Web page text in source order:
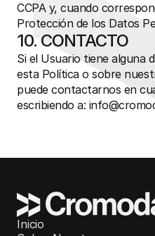
CCPA y, cuando
Protección de los Datos
10. CONTACTO
Si el Usuario tiene alguna
esta Política o sobre
puede contactarnos en
escribiendo a:
Inicio